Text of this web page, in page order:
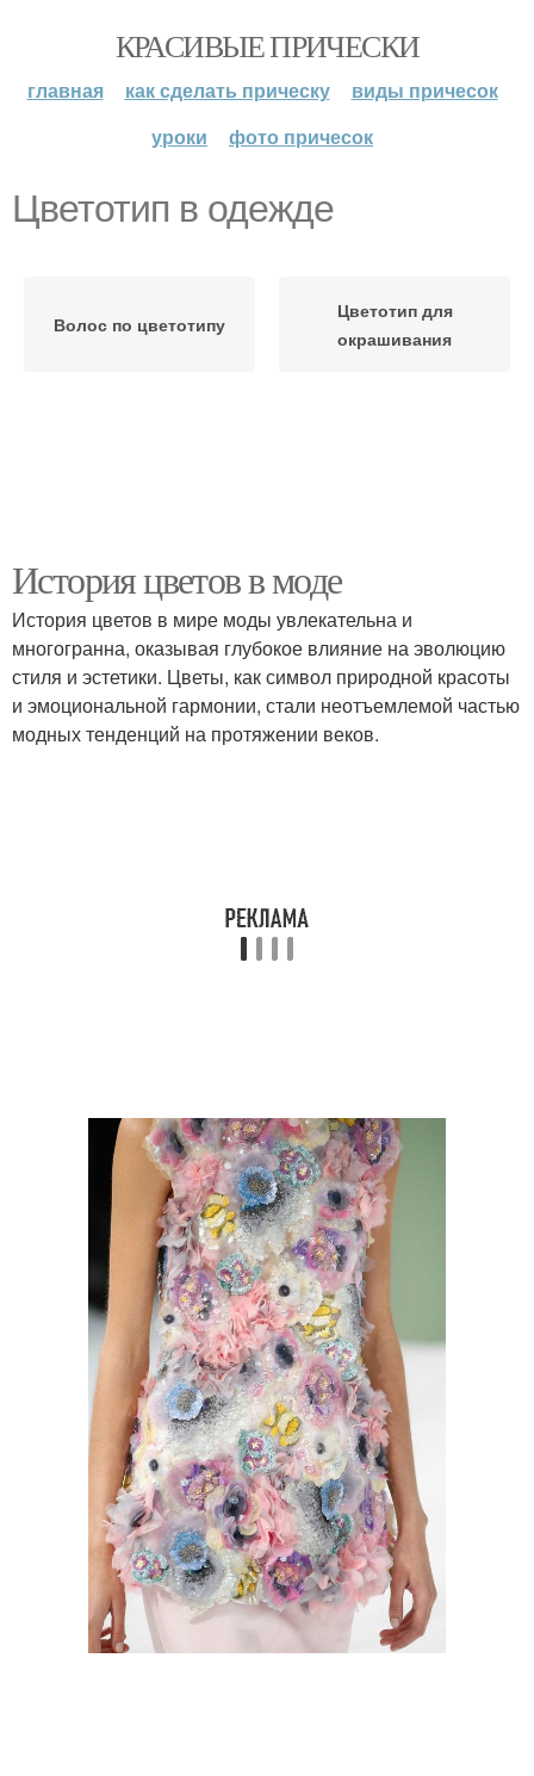
КРАСИВЫЕ ПРИЧЕСКИ
главная как сделать прическу
виды причесок
уроки
фото причесок
Цветотип в одежде
Волос по цветотипу
Цветотип для
окрашивания
История цветов в моде
История цветов в мире моды увлекательна и
многогранна, оказывая глубокое влияние на эволюцию
стиля и эстетики. Цветы, как символ природной красоты
и эмоциональной гармонии, стали неотъемлемой частью
модных тенденций на протяжении веков.